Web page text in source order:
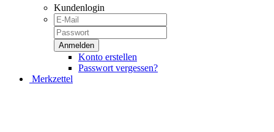
Kundenlogin
Konto erstellen
Passwort vergessen?
Merkzettel